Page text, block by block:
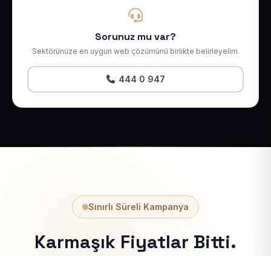
Sorunuz mu var?
Sektörünüze en uygun web çözümünü birlikte belirleyelim.
444 0 947
Sınırlı Süreli Kampanya
Karmaşık Fiyatlar Bitti.